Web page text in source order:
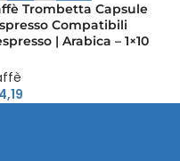
Trombetta Capsule
Compatibili
| Arabica – 1×10
4,19